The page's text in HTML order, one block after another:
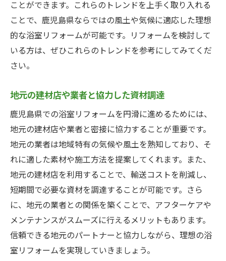
ことができます。これらのトレンドを上手く取り入れる
ことで、鹿児島県ならではの風土や気候に適応した理想
的な浴室リフォームが可能です。リフォームを検討して
いる方は、ぜひこれらのトレンドを参考にしてみてくだ
さい。
地元の建材店や業者と協力した資材調達
鹿児島県での浴室リフォームを円滑に進めるためには、
地元の建材店や業者と密接に協力することが重要です。
地元の業者は地域特有の気候や風土を熟知しており、そ
れに適した素材や施工方法を提案してくれます。また、
地元の建材店を利用することで、輸送コストを削減し、
短期間で必要な資材を調達することが可能です。さら
に、地元の業者との関係を築くことで、アフターケアや
メンテナンスがスムーズに行えるメリットもあります。
信頼できる地元のパートナーと協力しながら、理想の浴
室リフォームを実現していきましょう。